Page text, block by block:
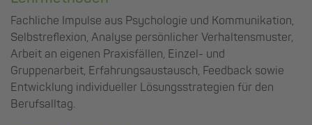
Fachliche Impulse aus Psychologie und Kommunikation,
Selbstreflexion, Analyse persönlicher Verhaltensmuster,
Arbeit an eigenen Praxisfällen, Einzel- und
Gruppenarbeit, Erfahrungsaustausch, Feedback sowie
Entwicklung individueller Lösungsstrategien für den
Berufsalltag.